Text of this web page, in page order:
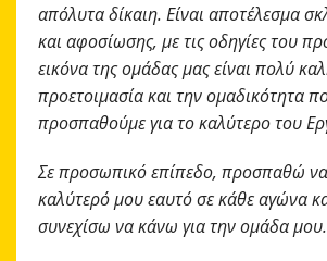
απόλυτα δίκαιη. Είναι αποτέλεσμα
και αφοσίωσης, με τις οδηγίες του
εικόνα της ομάδας μας είναι πολύ
προετοιμασία και την ομαδικότητα
προσπαθούμε για το καλύτερο του
Σε προσωπικό επίπεδο, προσπαθώ
καλύτερό μου εαυτό σε κάθε αγώνα
συνεχίσω να κάνω για την ομάδα μου.